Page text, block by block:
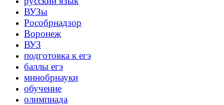
ВУЗы
Рособрнадзор
Воронеж
ВУЗ
подготовка к егэ
баллы егэ
минобрнауки
обучение
олимпиада